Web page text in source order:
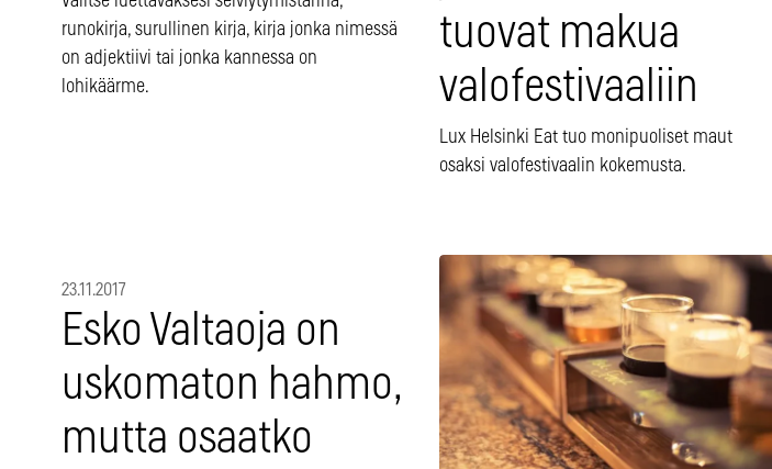
runokirja, surullinen kirja, kirja jonka nimessä
on adjektiivi tai jonka kannessa on
lohikäärme.
tuovat makua
valofestivaaliin
Lux Helsinki Eat tuo monipuoliset maut
osaksi valofestivaalin kokemusta.
23.11.2017
Esko Valtaoja on
uskomaton hahmo,
mutta osaatko